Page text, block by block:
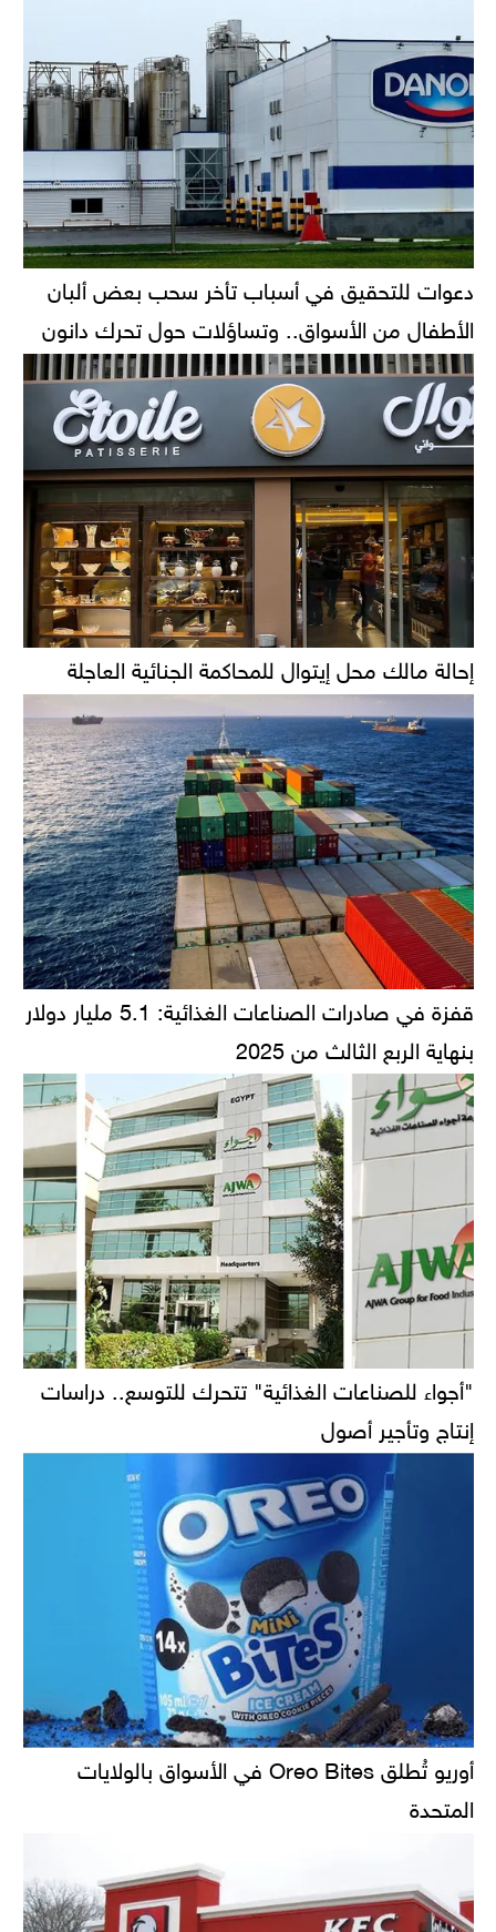
دعوات للتحقيق في أسباب تأخر سحب بعض ألبان
الأطفال من الأسواق.. وتساؤلات حول تحرك دانون
إحالة مالك محل إيتوال للمحاكمة الجنائية العاجلة
قفزة في صادرات الصناعات الغذائية: 5.1 مليار دولار
بنهاية الربع الثالث من 2025
"أجواء للصناعات الغذائية" تتحرك للتوسع.. دراسات
إنتاج وتأجير أصول
أوريو تُطلق Oreo Bites في الأسواق بالولايات
المتحدة